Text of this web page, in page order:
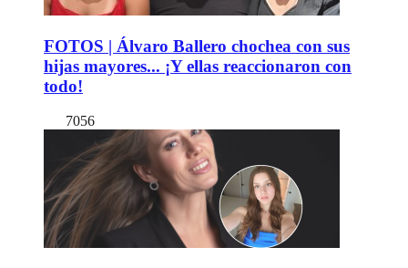
FOTOS | Álvaro Ballero chochea con sus
hijas mayores... ¡Y ellas reaccionaron con
todo!
7056